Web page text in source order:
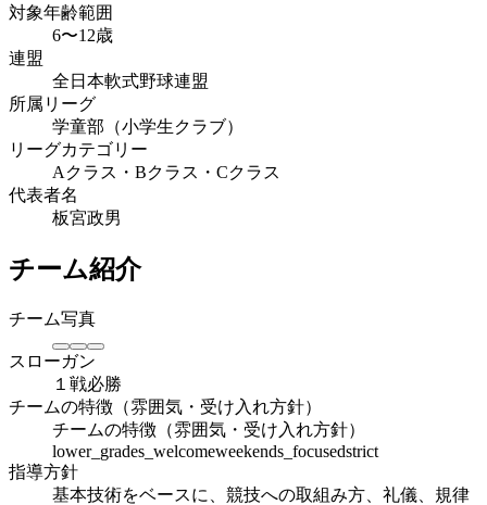
対象年齢範囲
6〜12歳
連盟
全日本軟式野球連盟
所属リーグ
学童部（小学生クラブ）
リーグカテゴリー
Aクラス・Bクラス・Cクラス
代表者名
板宮政男
チーム紹介
チーム写真
スローガン
１戦必勝
チームの特徴（雰囲気・受け入れ方針）
チームの特徴（雰囲気・受け入れ方針）
lower_grades_welcomeweekends_focusedstrict
指導方針
基本技術をベースに、競技への取組み方、礼儀、規律